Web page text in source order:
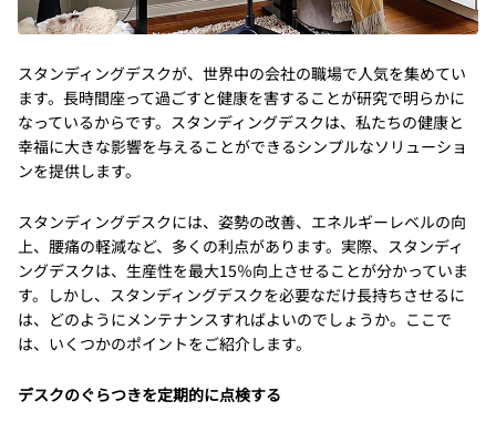
スタンディングデスクが、世界中の会社の職場で人気を集めてい
ます。長時間座って過ごすと健康を害することが研究で明らかに
なっているからです。スタンディングデスクは、私たちの健康と
幸福に大きな影響を与えることができるシンプルなソリューショ
ンを提供します。
スタンディングデスクには、姿勢の改善、エネルギーレベルの向
上、腰痛の軽減など、多くの利点があります。実際、スタンディ
ングデスクは、生産性を最大15％向上させることが分かっていま
す。しかし、スタンディングデスクを必要なだけ長持ちさせるに
は、どのようにメンテナンスすればよいのでしょうか。ここで
は、いくつかのポイントをご紹介します。
デスクのぐらつきを定期的に点検する